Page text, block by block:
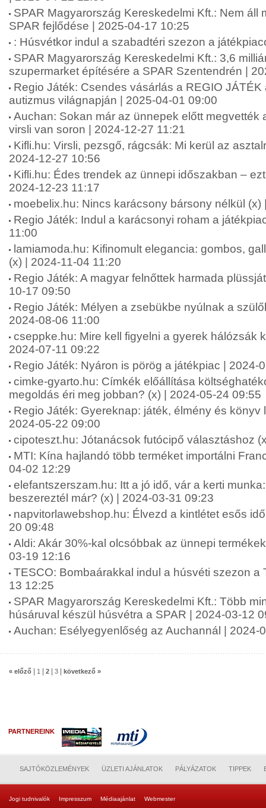
SPAR Magyarország Kereskedelmi Kft.: Nem áll
SPAR fejlődése | 2025-04-17 10:25
: Húsvétkor indul a szabadtéri szezon a
SPAR Magyarország Kereskedelmi Kft.: 3,6
szupermarket építésére a SPAR Szentendrén |
Regio Játék: Csendes vásárlás a REGIO
autizmus világnapján | 2025-04-01 09:00
Auchan: Sokan már az ünnepek előtt megvették
virsli van soron | 2024-12-27 11:21
Kifli.hu: Virsli, pezsgő, rágcsák: Mi kerül az
2024-12-27 10:56
Kifli.hu: Édes trendek az ünnepi időszakban –
2024-12-23 11:17
moebelix.hu: Nincs karácsony bársony nélkül (x)
Regio Játék: Indul a karácsonyi roham a
11:00
lamiamoda.hu: Kifinomult elegancia: gombos,
(x) | 2024-11-04 11:20
Regio Játék: A magyar felnőttek harmada
10-17 09:50
Regio Játék: Mélyen a zsebükbe nyúlnak a
2024-08-06 11:00
cseppke.hu: Mire kell figyelni a gyerek hálózsák
2024-07-11 09:22
Regio Játék: Nyáron is pörög a játékpiac | 2024-
cimke-gyarto.hu: Címkék előállítása
megoldás éri meg jobban? (x) | 2024-05-24 09:55
Regio Játék: Gyereknap: játék, élmény és könyv
2024-05-22 09:00
cipoteszt.hu: Jótanácsok futócipő választáshoz
MTI: Kína hajlandó több terméket importálni
04-02 12:29
elefantszerszam.hu: Itt a jó idő, vár a kerti
beszereztél már? (x) | 2024-03-31 09:23
napvitorlawebshop.hu: Élvezd a kintlétet esős
20 09:48
Aldi: Akár 30%-kal olcsóbbak az ünnepi
03-19 12:16
TESCO: Bombaárakkal indul a húsvéti szezon a
13 12:25
SPAR Magyarország Kereskedelmi Kft.: Több
húsáruval készül húsvétra a SPAR | 2024-03-12
Auchan: Esélyegyenlőség az Auchannál | 2024-
« előző 1 2 3 következő »
PARTNEREINK
SAJTÓKÖZLEMÉNYEK ÜZLETI AJÁNLATOK PÁLYÁZATOK TIPPEK
Jogi tudnivalók Impresszum Médiaajánlat Webmester